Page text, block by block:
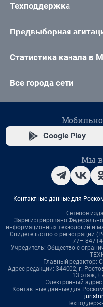
Техподдержка
Предвыборная
Статистика канала в
Все города сети
Google Play
Мы в
Контактные данные для
Сетевое
Зарегистрировано
информационных технологий и
Свидетельство о регистрации
77– 84714
Учредитель: Общество с
Главный редактор:
Адрес редакции: 344002, г.
13 этаж,
Электронный адрес
Контактные данные для